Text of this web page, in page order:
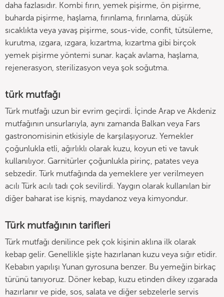
daha fazlasıdır. Kombi fırın, yemek pişirme, ön pişirme,
buharda pişirme, haşlama, fırınlama, fırınlama, düşük
sıcaklıkta veya yavaş pişirme, sous-vide, confit, tütsüleme,
kurutma, ızgara, ızgara, kızartma, kızartma gibi birçok
yemek pişirme yöntemi sunar. kaçak avlama, haşlama,
rejenerasyon, sterilizasyon veya şok soğutma.
türk mutfağı
Türk mutfağı uzun bir evrim geçirdi. İçinde Arap ve Akdeniz
mutfağının unsurlarıyla, aynı zamanda Balkan veya Fars
gastronomisinin etkisiyle de karşılaşıyoruz. Yemekler
çoğunlukla etli, ağırlıklı olarak kuzu, koyun eti ve tavuk
kullanılıyor. Garnitürler çoğunlukla pirinç, patates veya
sebzedir. Türk mutfağında da yemeklere yer verilmeyen
acılı Türk acılı tadı çok sevilirdi. Yaygın olarak kullanılan bir
diğer baharat ise kişniş, maydanoz veya kimyondur.
Türk mutfağının tarifleri
Türk mutfağı denilince pek çok kişinin aklına ilk olarak
kebap gelir. Genellikle şişte hazırlanan kuzu veya sığır etidir.
Kebabın yapılışı Yunan gyrosuna benzer. Bu yemeğin birkaç
türünü tanıyoruz. Döner kebap, kuzu etinden dikey ızgarada
hazırlanır ve pide, sos, salata ve diğer sebzelerle servis